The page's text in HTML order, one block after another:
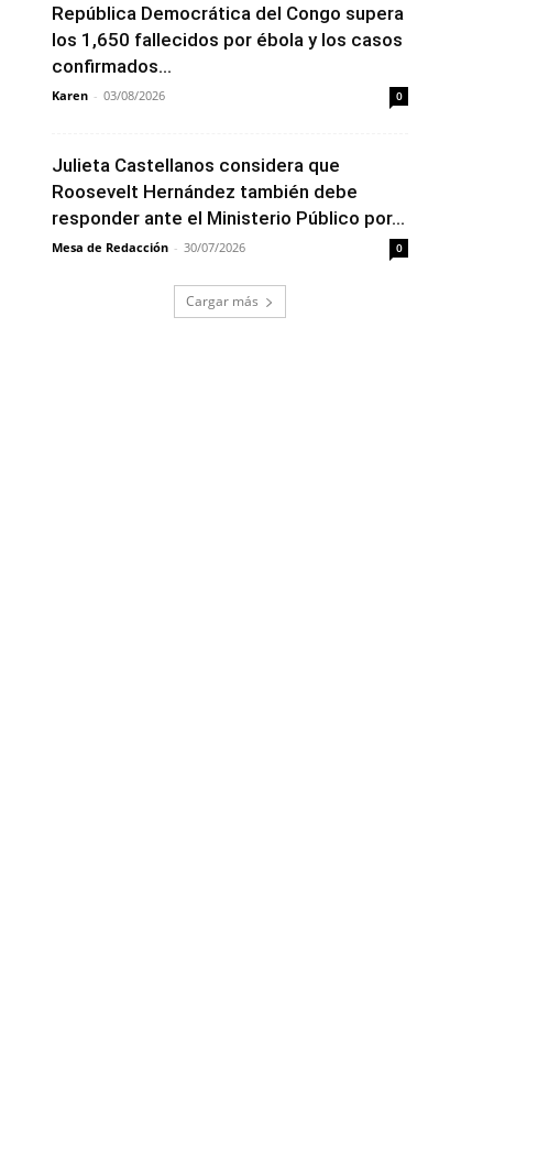
República Democrática del Congo supera
los 1,650 fallecidos por ébola y los casos
confirmados...
Karen - 03/08/2026 0
Julieta Castellanos considera que
Roosevelt Hernández también debe
responder ante el Ministerio Público por...
Mesa de Redacción - 30/07/2026 0
Cargar más